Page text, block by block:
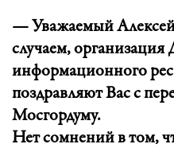
— Уважаемый Алексей
случаем,
информационного
поздравляют Вас с
Мосгордуму.
Нет сомнений в том,